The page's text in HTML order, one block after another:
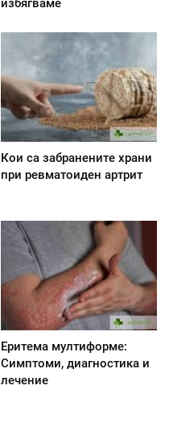
избягваме
Кои са забранените храни
при ревматоиден артрит
Еритема мултиформе:
Симптоми, диагностика и
лечение